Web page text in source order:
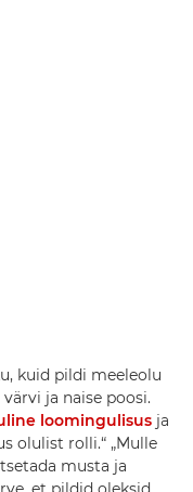
kuid pildi meeleolu
ja naise poosi.
loomingulisus ja
olulist rolli.“ „Mulle
musta ja